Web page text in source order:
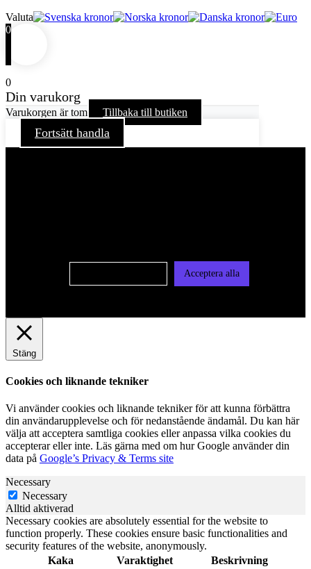
Valuta
0
0
Din varukorg
Varukorgen är tom Tillbaka till butiken
Fortsätt handla
Acceptera alla
Stäng
Cookies och liknande tekniker
Vi använder cookies och liknande tekniker för att kunna förbättra
din användarupplevelse och för nedanstående ändamål. Du kan här
välja att acceptera samtliga cookies eller anpassa vilka cookies du
accepterar eller inte. Läs gärna med om hur Google använder din
data på Google’s Privacy & Terms site
Necessary
Necessary
Alltid aktiverad
Necessary cookies are absolutely essential for the website to
function properly. These cookies ensure basic functionalities and
security features of the website, anonymously.
Kaka
Varaktighet Beskrivning